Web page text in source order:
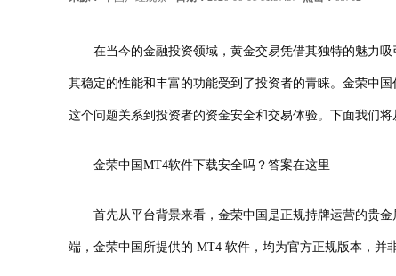
在当今的金融投资领域，黄金交易凭借其独特的魅力吸
其稳定的性能和丰富的功能受到了投资者的青睐。金荣中
这个问题关系到投资者的资金安全和交易体验。下面我们
金荣中国MT4软件下载安全吗？答案在这里
首先从平台背景来看，金荣中国是正规持牌运营的贵金
端，金荣中国所提供的 MT4 软件，均为官方正规版本，并